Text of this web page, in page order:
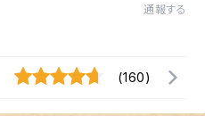
通報する
(160)